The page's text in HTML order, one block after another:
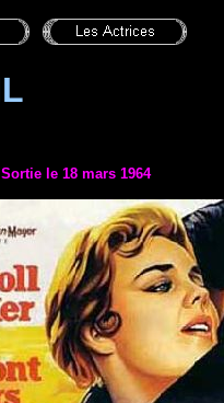
Sortie le 18 mars 1964